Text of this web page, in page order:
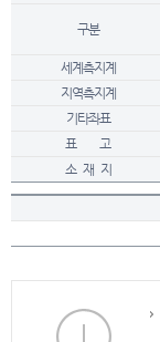
구분
세계측지계
지역측지계
기타좌표
표 고
소 재 지